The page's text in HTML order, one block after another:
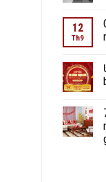
12
Th9